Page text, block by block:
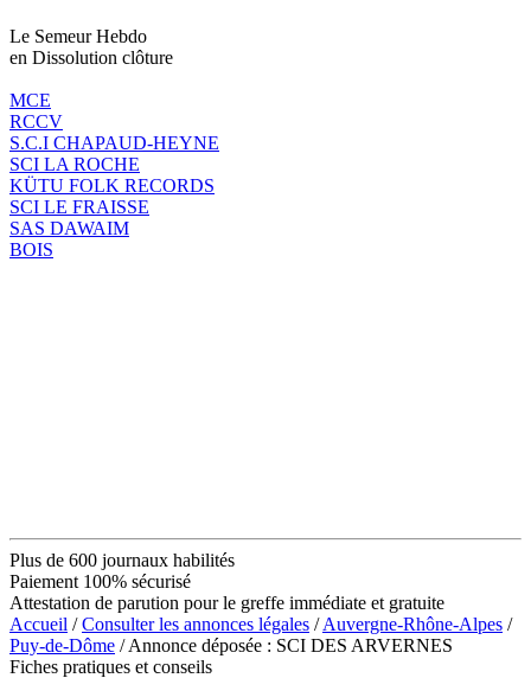
Le Semeur Hebdo
en Dissolution clôture
MCE
RCCV
S.C.I CHAPAUD-HEYNE
SCI LA ROCHE
KÜTU FOLK RECORDS
SCI LE FRAISSE
SAS DAWAIM
BOIS
Plus de 600 journaux habilités
Paiement 100% sécurisé
Attestation de parution pour le greffe immédiate et gratuite
Accueil /Consulter les annonces légales /Auvergne-Rhône-Alpes /
Puy-de-Dôme / Annonce déposée : SCI DES ARVERNES
Fiches pratiques et conseils